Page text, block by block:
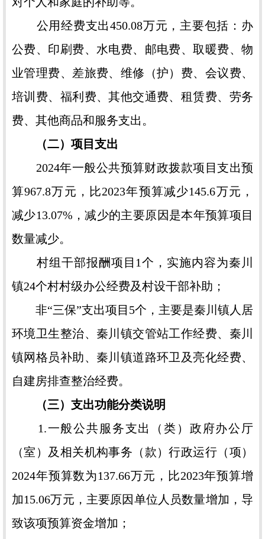
公用经费支出450.08万元，主要包括：办
公费、印刷费、水电费、邮电费、取暖费、物
业管理费、差旅费、维修（护）费、会议费、
培训费、福利费、其他交通费、租赁费、劳务
费、其他商品和服务支出。
（二）项目支出
2024年一般公共预算财政拨款项目支出预
算967.8万元，比2023年预算减少145.6万元，
减少13.07%，减少的主要原因是本年预算项目
数量减少。
村组干部报酬项目1个，实施内容为秦川
镇24个村村级办公经费及村设干部补助；
非“三保”支出项目5个，主要是秦川镇人居
环境卫生整治、秦川镇交管站工作经费、秦川
镇网格员补助、秦川镇道路环卫及亮化经费、
自建房排查整治经费。
（三）支出功能分类说明
1.一般公共服务支出（类）政府办公厅
（室）及相关机构事务（款）行政运行（项）
2024年预算数为137.66万元，比2023年预算增
加15.06万元，主要原因单位人员数量增加，导
致该项预算资金增加；